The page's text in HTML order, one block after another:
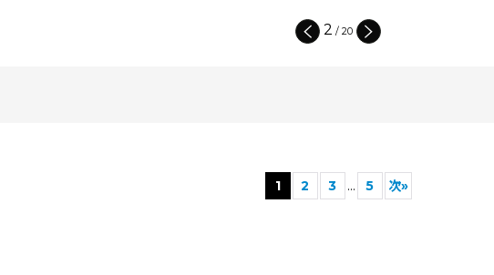
この音声はAIによる自動生成のため、読み上げに不自然な箇所があったり、
2 / 20
1 2 3 ... 5 次»